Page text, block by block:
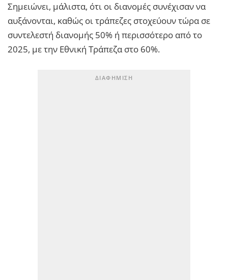
Σημειώνει, μάλιστα, ότι οι διανομές συνέχισαν να
αυξάνονται, καθώς οι τράπεζες στοχεύουν τώρα σε
συντελεστή διανομής 50% ή περισσότερο από το
2025, με την Εθνική Τράπεζα στο 60%.